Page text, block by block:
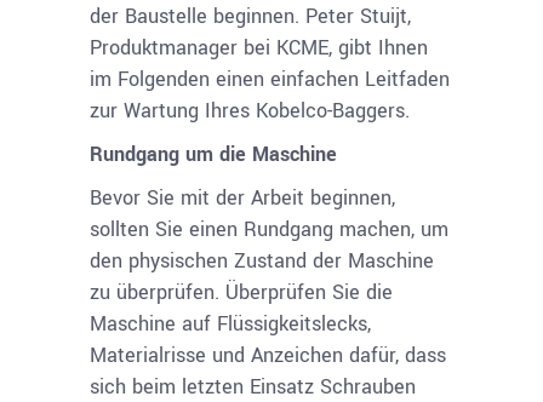
der Baustelle beginnen. Peter Stuijt,
Produktmanager bei KCME, gibt Ihnen
im Folgenden einen einfachen Leitfaden
zur Wartung Ihres Kobelco-Baggers.
Rundgang um die Maschine
Bevor Sie mit der Arbeit beginnen,
sollten Sie einen Rundgang machen, um
den physischen Zustand der Maschine
zu überprüfen. Überprüfen Sie die
Maschine auf Flüssigkeitslecks,
Materialrisse und Anzeichen dafür, dass
sich beim letzten Einsatz Schrauben